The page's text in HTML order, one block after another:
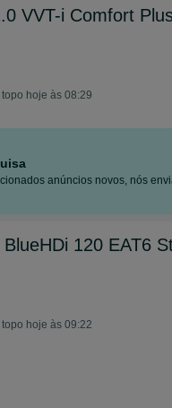
VVT-i Comfort
hoje às 08:29
anúncios novos, nós
120 EAT6
hoje às 09:22